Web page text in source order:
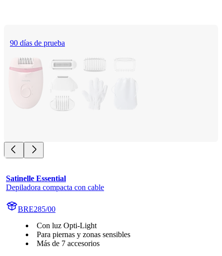
90 días de prueba
Satinelle Essential
Depiladora compacta con cable
BRE285/00
Con luz Opti-Light
Para piernas y zonas sensibles
Más de 7 accesorios